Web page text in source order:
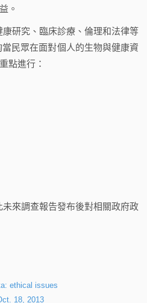
。
研究、臨床診療、倫理和法律等
民眾在面對個人的生物與健康資
點進行：
來調查報告發布後對相關政府政
ethical issues
18, 2013